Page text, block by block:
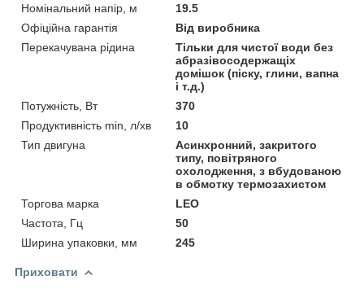
Номінальний напір, м
19.5
Офіційна гарантія
Від виробника
Перекачувана рідина
Тільки для чистої води без
абразівосодержащіх
домішок (піску, глини, вапна
і т.д.)
Потужність, Вт
370
Продуктивність min, л/хв
10
Тип двигуна
Асинхронний, закритого
типу, повітряного
охолодження, з вбудованою
в обмотку термозахистом
Торгова марка
LEO
Частота, Гц
50
Ширина упаковки, мм
245
Приховати